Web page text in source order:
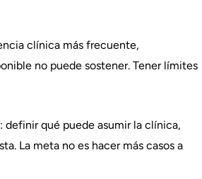
clínica más frecuente,
no puede sostener. Tener límites
qué puede asumir la clínica,
La meta no es hacer más casos a